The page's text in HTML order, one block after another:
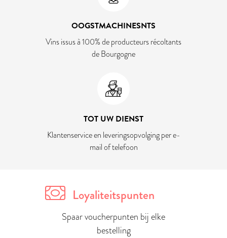
OOGSTMACHINESNTS
Vins issus à 100% de producteurs récoltants
de Bourgogne
TOT UW DIENST
Klantenservice en leveringsopvolging per e-
mail of telefoon
Loyaliteitspunten
Spaar voucherpunten bij elke
bestelling